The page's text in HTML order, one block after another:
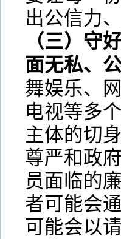
出公信力
（三）守
面无私、
舞娱乐、
电视等多
主体的切
尊严和政
员面临的
者可能会
可能会以